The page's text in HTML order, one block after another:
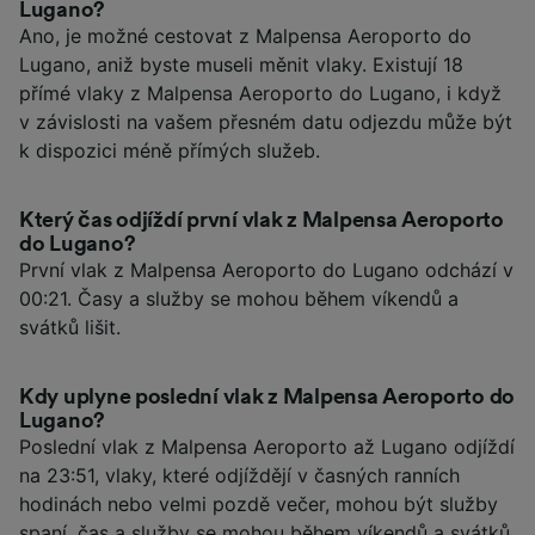
Lugano?
Ano, je možné cestovat z Malpensa Aeroporto do
Lugano, aniž byste museli měnit vlaky. Existují 18
přímé vlaky z Malpensa Aeroporto do Lugano, i když
v závislosti na vašem přesném datu odjezdu může být
k dispozici méně přímých služeb.
Který čas odjíždí první vlak z Malpensa Aeroporto
do Lugano?
První vlak z Malpensa Aeroporto do Lugano odchází v
00:21. Časy a služby se mohou během víkendů a
svátků lišit.
Kdy uplyne poslední vlak z Malpensa Aeroporto do
Lugano?
Poslední vlak z Malpensa Aeroporto až Lugano odjíždí
na 23:51, vlaky, které odjíždějí v časných ranních
hodinách nebo velmi pozdě večer, mohou být služby